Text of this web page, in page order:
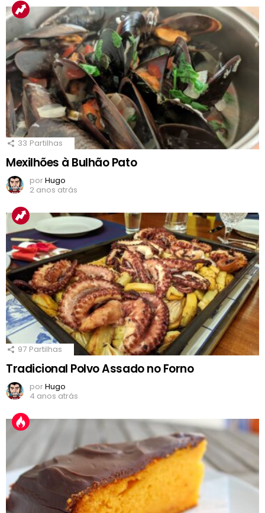
33 Partilhas
Mexilhões à Bulhão Pato
porHugo
2 anos atrás
97 Partilhas
Tradicional Polvo Assado no Forno
porHugo
4 anos atrás